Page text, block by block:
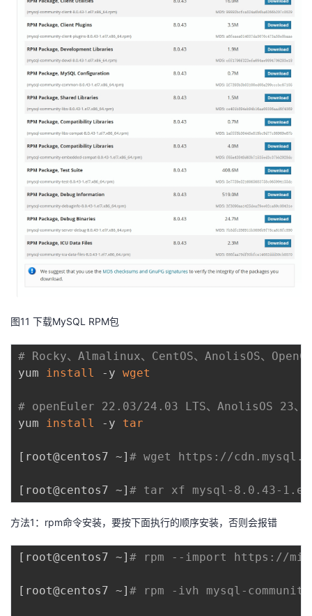
图11 下载MySQL RPM包
# Rocky、Almalinux、CentOS、AnolisOS、
yum install -y wget
# openEuler 22.03/24.03 LTS、AnolisOS 23、
yum install -y tar
[ root@centos7 ~] # wget https://
[ root@centos7 ~] # tar xf mysql-8.0.43-
方法1：rpm命令安装，要按下面执行的顺序安装，否则会报错
[ root@centos7 ~] # rpm --import https://
[ root@centos7 ~] # rpm -ivh mysql-